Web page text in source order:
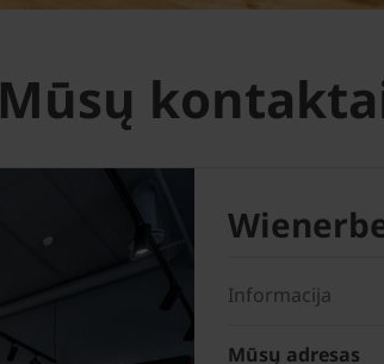
Mūsų
Informacija
Mūsų adresas